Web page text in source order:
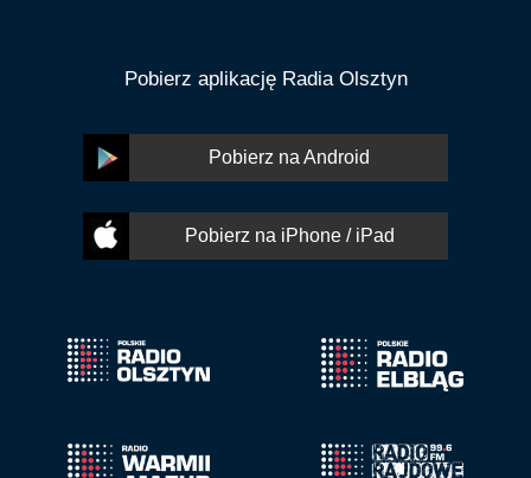
Pobierz aplikację Radia Olsztyn
Pobierz na Android
Pobierz na iPhone / iPad